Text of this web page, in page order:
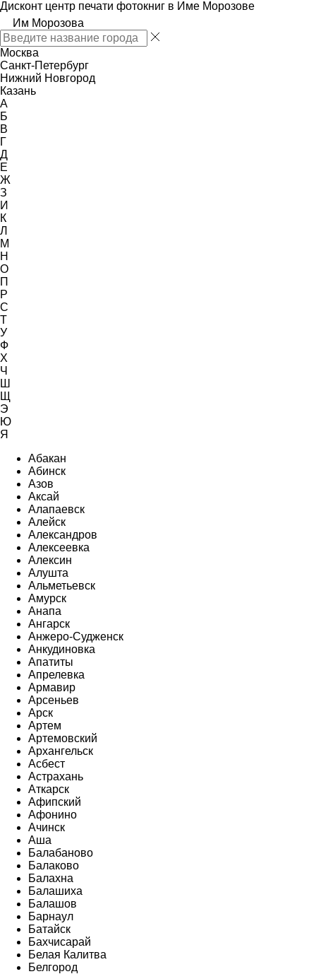
Дисконт центр печати фотокниг в Име Морозове
Им Морозова
Москва
Санкт-Петербург
Нижний Новгород
Казань
А
Б
В
Г
Д
Е
Ж
З
И
К
Л
М
Н
О
П
Р
С
Т
У
Ф
Х
Ч
Ш
Щ
Э
Ю
Я
Абакан
Абинск
Азов
Аксай
Алапаевск
Алейск
Александров
Алексеевка
Алексин
Алушта
Альметьевск
Амурск
Анапа
Ангарск
Анжеро-Судженск
Анкудиновка
Апатиты
Апрелевка
Армавир
Арсеньев
Арск
Артем
Артемовский
Архангельск
Асбест
Астрахань
Аткарск
Афипский
Афонино
Ачинск
Аша
Балабаново
Балаково
Балахна
Балашиха
Балашов
Барнаул
Батайск
Бахчисарай
Белая Калитва
Белгород